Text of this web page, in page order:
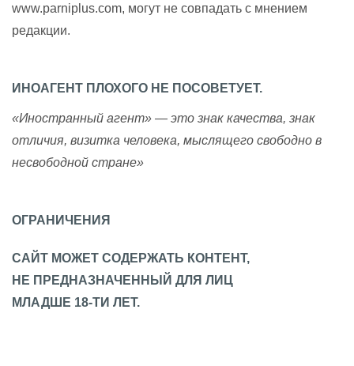
www.parniplus.com, могут не совпадать с мнением
редакции.
ИНОАГЕНТ ПЛОХОГО НЕ ПОСОВЕТУЕТ.
«Иностранный агент» — это знак качества, знак
отличия, визитка человека, мыслящего свободно в
несвободной стране»
ОГРАНИЧЕНИЯ
САЙТ МОЖЕТ СОДЕРЖАТЬ КОНТЕНТ,
НЕ ПРЕДНАЗНАЧЕННЫЙ ДЛЯ ЛИЦ
МЛАДШЕ 18-ТИ ЛЕТ.